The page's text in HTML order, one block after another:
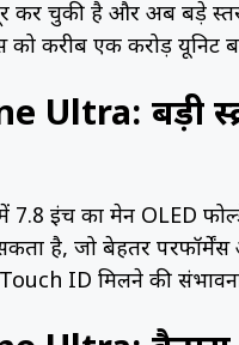
कर चुकी है और अब बड़े
करीब एक करोड़ यूनिट
Ultra: बड़ी
इंच का मेन OLED
है, जो बेहतर परफॉर्मेंस
ID मिलने की